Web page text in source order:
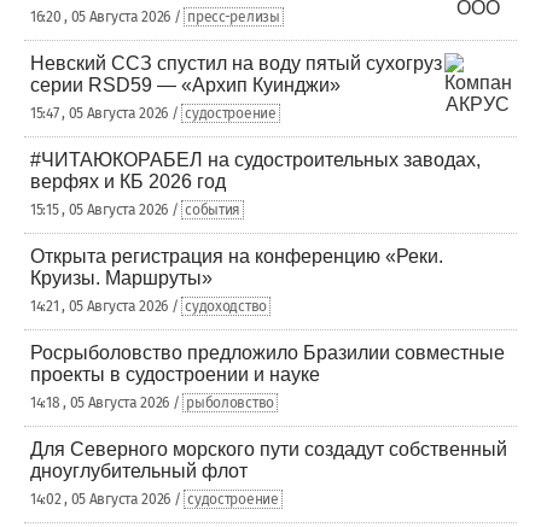
16:20 , 05 Августа 2026 / пресс-релизы
Невский ССЗ спустил на воду пятый сухогруз
серии RSD59 — «Архип Куинджи»
15:47 , 05 Августа 2026 / судостроение
#ЧИТАЮКОРАБЕЛ на судостроительных заводах,
верфях и КБ 2026 год
15:15 , 05 Августа 2026 / события
Открыта регистрация на конференцию «Реки.
Круизы. Маршруты»
14:21 , 05 Августа 2026 / судоходство
Росрыболовство предложило Бразилии совместные
проекты в судостроении и науке
14:18 , 05 Августа 2026 / рыболовство
Для Северного морского пути создадут собственный
дноуглубительный флот
14:02 , 05 Августа 2026 / судостроение